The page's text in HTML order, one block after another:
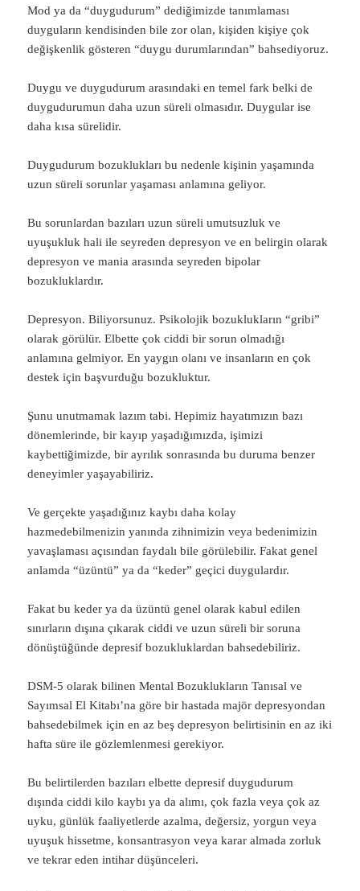
Mod ya da “duygudurum” dediğimizde tanımlaması
duyguların kendisinden bile zor olan, kişiden kişiye çok
değişkenlik gösteren “duygu durumlarından” bahsediyoruz.
Duygu ve duygudurum arasındaki en temel fark belki de
duygudurumun daha uzun süreli olmasıdır. Duygular ise
daha kısa sürelidir.
Duygudurum bozuklukları bu nedenle kişinin yaşamında
uzun süreli sorunlar yaşaması anlamına geliyor.
Bu sorunlardan bazıları uzun süreli umutsuzluk ve
uyuşukluk hali ile seyreden depresyon ve en belirgin olarak
depresyon ve mania arasında seyreden bipolar
bozukluklardır.
Depresyon. Biliyorsunuz. Psikolojik bozuklukların “gribi”
olarak görülür. Elbette çok ciddi bir sorun olmadığı
anlamına gelmiyor. En yaygın olanı ve insanların en çok
destek için başvurduğu bozukluktur.
Şunu unutmamak lazım tabi. Hepimiz hayatımızın bazı
dönemlerinde, bir kayıp yaşadığımızda, işimizi
kaybettiğimizde, bir ayrılık sonrasında bu duruma benzer
deneyimler yaşayabiliriz.
Ve gerçekte yaşadığınız kaybı daha kolay
hazmedebilmenizin yanında zihnimizin veya bedenimizin
yavaşlaması açısından faydalı bile görülebilir. Fakat genel
anlamda “üzüntü” ya da “keder” geçici duygulardır.
Fakat bu keder ya da üzüntü genel olarak kabul edilen
sınırların dışına çıkarak ciddi ve uzun süreli bir soruna
dönüştüğünde depresif bozukluklardan bahsedebiliriz.
DSM-5 olarak bilinen Mental Bozuklukların Tanısal ve
Sayımsal El Kitabı’na göre bir hastada majör depresyondan
bahsedebilmek için en az beş depresyon belirtisinin en az iki
hafta süre ile gözlemlenmesi gerekiyor.
Bu belirtilerden bazıları elbette depresif duygudurum
dışında ciddi kilo kaybı ya da alımı, çok fazla veya çok az
uyku, günlük faaliyetlerde azalma, değersiz, yorgun veya
uyuşuk hissetme, konsantrasyon veya karar almada zorluk
ve tekrar eden intihar düşünceleri.